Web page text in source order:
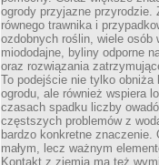
ogrody przyjazne przyrodzie.
równego trawnika i
ozdobnych roślin, wiele osób
miododajne, byliny odporne
oraz rozwiązania
To podejście nie tylko
ogrodu, ale również wspiera
czasach spadku liczby
częstszych problemów z
bardzo konkretne znaczenie.
małym, lecz ważnym
Kontakt z ziemią ma też